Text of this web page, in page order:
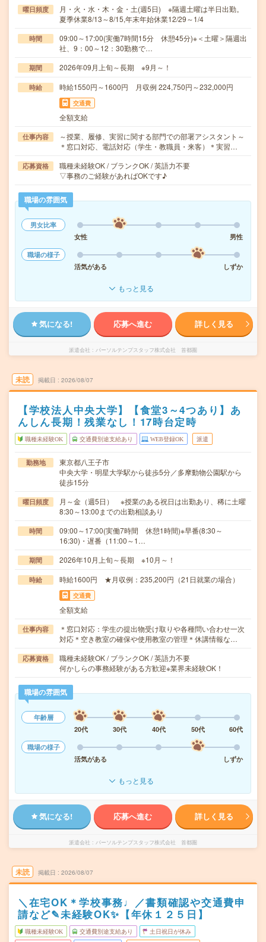
曜日頻度
月・火・水・木・金・土(週5日) ※隔週土曜は半日出勤。
夏季休業8/13～8/15,年末年始休業12/29～1/4
時間
09:00～17:00(実働7時間15分 休憩45分)※＜土曜＞隔週出
社、9：00～12：30勤務で…
期間 2026年09月上旬～長期 ※9月～！
時給 時給1550円～1600円 月収例 224,750円～232,000円
交通費
全額支給
仕事内容
～授業、履修、実習に関する部門での部署アシスタント～
＊窓口対応、電話対応（学生・教職員・来客）＊実習…
応募資格
職種未経験OK / ブランクOK / 英語力不要
▽事務のご経験があればOKです♪
職場の雰囲気
男女比率
女性
男性
職場の様子
活気がある
しずか
もっと見る
気になる! 応募へ進む 詳しく見る
派遣会社 パーソルテンプスタッフ株式会社 首都圏
未読 掲載日 2026/08/07
【学校法人中央大学】【食堂3～4つあり】あ
んしん長期！残業なし！17時台定時
職種未経験OK 交通費別途支給あり WEB登録OK 派遣
勤務地
東京都八王子市
中央大学・明星大学駅から徒歩5分／多摩動物公園駅から
徒歩15分
曜日頻度
月～金（週5日） ※授業のある祝日は出勤あり、稀に土曜
8:30～13:00までの出勤相談あり
時間
09:00～17:00(実働7時間 休憩1時間)※早番(8:30～
16:30)・遅番（11:00～1…
期間 2026年10月上旬～長期 ※10月～！
時給 時給1600円 ★月収例：235,200円（21日就業の場合）
交通費
全額支給
仕事内容
＊窓口対応：学生の提出物受け取りや各種問い合わせ一次
対応＊空き教室の確保や使用教室の管理＊休講情報な…
応募資格
職種未経験OK / ブランクOK / 英語力不要
何かしらの事務経験がある方歓迎※業界未経験OK！
職場の雰囲気
年齢層
20代
30代 40代 50代
60代
職場の様子
活気がある
しずか
もっと見る
気になる! 応募へ進む 詳しく見る
派遣会社 パーソルテンプスタッフ株式会社 首都圏
未読 掲載日 2026/08/07
＼在宅OK＊学校事務♩／書類確認や交通費申
請など✎未経験OK✨【年休１２５日】
職種未経験OK 交通費別途支給あり 土日祝日が休み